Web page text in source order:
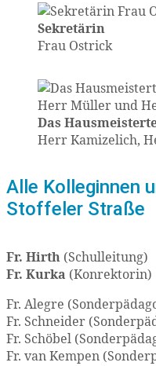
Sekretärin
Frau Ostrick
Das
Herr Kamizelich,
Alle Kolleginnen
Stoffeler Straße
Fr. Hirth (Schulleitung)
Fr. Kurka (Konrektorin)
Fr. Alegre
Fr. Schneider
Fr. Schöbel
Fr. van Kempen